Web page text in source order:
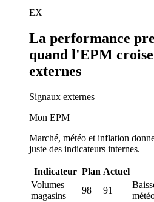
EX
La performance
quand l'EPM croise
externes
Signaux externes
Mon EPM
Marché, météo et inflation
juste des indicateurs internes.
Indicateur Plan Actuel
Volumes
magasins
98 91